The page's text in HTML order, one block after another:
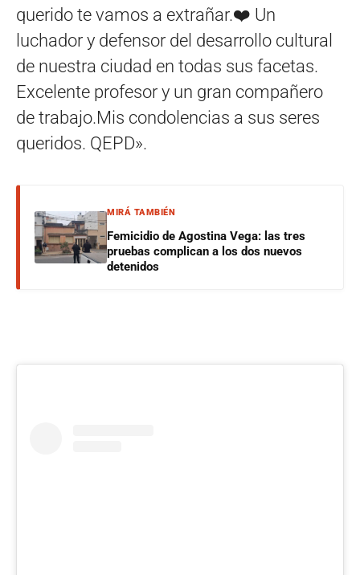
querido te vamos a extrañar.❤️ Un
luchador y defensor del desarrollo cultural
de nuestra ciudad en todas sus facetas.
Excelente profesor y un gran compañero
de trabajo.Mis condolencias a sus seres
queridos. QEPD».
MIRÁ TAMBIÉN
Femicidio de Agostina Vega: las tres
pruebas complican a los dos nuevos
detenidos